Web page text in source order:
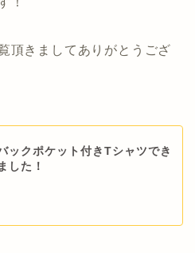
頂きましてありがとうござ
ックポケット付きTシャツでき
ました！